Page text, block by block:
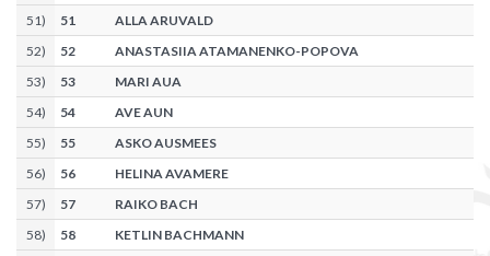
51) 51
ALLA ARUVALD
52) 52
ANASTASIIA ATAMANENKO-POPOVA
53) 53
MARI AUA
54) 54
AVE AUN
55) 55
ASKO AUSMEES
56) 56
HELINA AVAMERE
57) 57
RAIKO BACH
58) 58
KETLIN BACHMANN